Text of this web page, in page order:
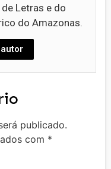
Letras e do
do Amazonas.
publicado.
com *